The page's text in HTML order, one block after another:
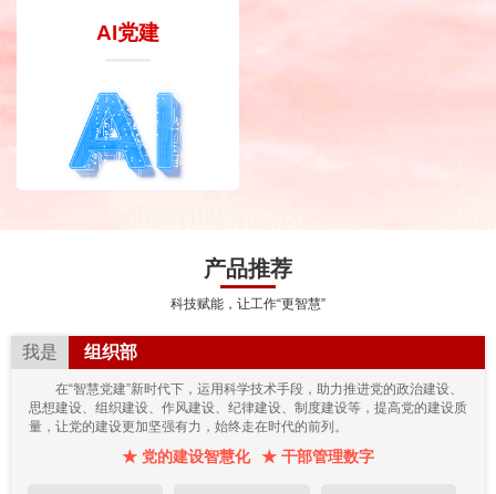
AI党建
产品推荐
科技赋能，让工作“更智慧”
我是 组织部
在“智慧党建”新时代下，运用科学技术手段，助力推进党的政治建设、
思想建设、组织建设、作风建设、纪律建设、制度建设等，提高党的建设质
量，让党的建设更加坚强有力，始终走在时代的前列。
★ 党的建设智慧化 ★ 干部管理数字